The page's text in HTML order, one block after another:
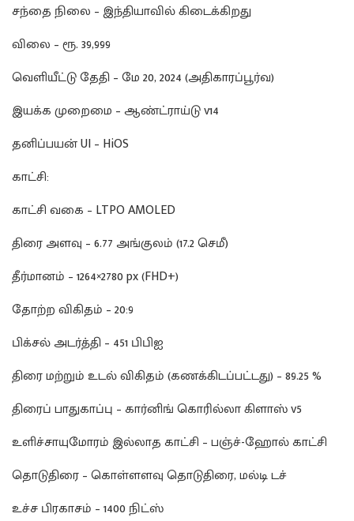
சந்தை நிலை – இந்தியாவில் கிடைக்கிறது
விலை – ரூ. 39,999
வெளியீட்டு தேதி – மே 20, 2024 (அதிகாரப்பூர்வ)
இயக்க முறைமை – ஆண்ட்ராய்டு v14
தனிப்பயன் UI – HiOS
காட்சி:
காட்சி வகை – LTPO AMOLED
திரை அளவு – 6.77 அங்குலம் (17.2 செமீ)
தீர்மானம் – 1264×2780 px (FHD+)
தோற்ற விகிதம் – 20:9
பிக்சல் அடர்த்தி – 451 பிபிஐ
திரை மற்றும் உடல் விகிதம் (கணக்கிடப்பட்டது) – 89.25 %
திரைப் பாதுகாப்பு – கார்னிங் கொரில்லா கிளாஸ் v5
உளிச்சாயுமோரம் இல்லாத காட்சி – பஞ்ச்-ஹோல் காட்சி
தொடுதிரை – கொள்ளளவு தொடுதிரை, மல்டி டச்
உச்ச பிரகாசம் – 1400 நிட்ஸ்